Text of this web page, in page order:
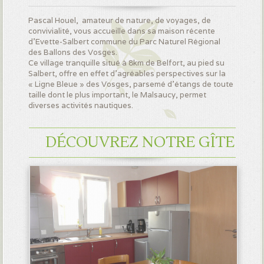
Pascal Houel, amateur de nature, de voyages, de
convivialité, vous accueille dans sa maison récente
d’Evette-Salbert commune du Parc Naturel Régional
des Ballons des Vosges.
Ce village tranquille situé à 8km de Belfort, au pied su
Salbert, offre en effet d’agréables perspectives sur la
« Ligne Bleue » des Vosges, parsemé d’étangs de toute
taille dont le plus important, le Malsaucy, permet
diverses activités nautiques.
DÉCOUVREZ NOTRE GÎTE